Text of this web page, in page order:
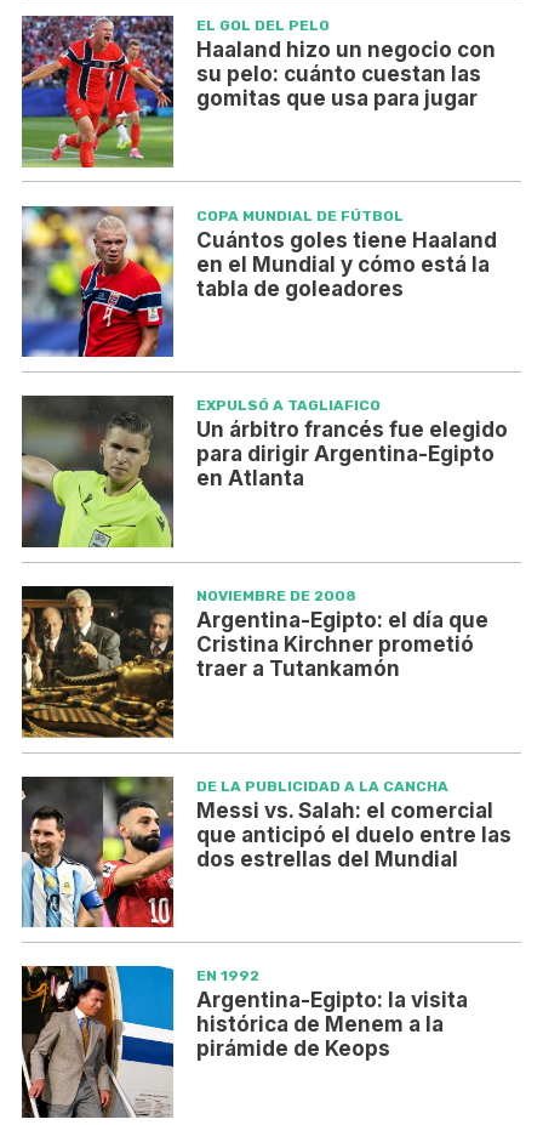
EL GOL DEL PELO
Haaland hizo un negocio con
su pelo: cuánto cuestan las
gomitas que usa para jugar
COPA MUNDIAL DE FÚTBOL
Cuántos goles tiene Haaland
en el Mundial y cómo está la
tabla de goleadores
EXPULSÓ A TAGLIAFICO
Un árbitro francés fue elegido
para dirigir Argentina-Egipto
en Atlanta
NOVIEMBRE DE 2008
Argentina-Egipto: el día que
Cristina Kirchner prometió
traer a Tutankamón
DE LA PUBLICIDAD A LA CANCHA
Messi vs. Salah: el comercial
que anticipó el duelo entre las
dos estrellas del Mundial
EN 1992
Argentina-Egipto: la visita
histórica de Menem a la
pirámide de Keops